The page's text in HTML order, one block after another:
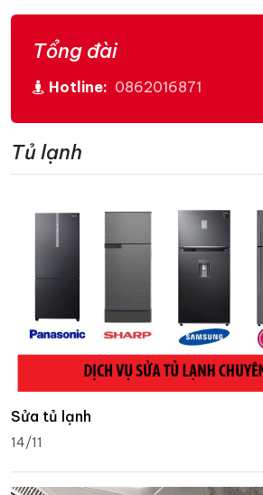
Tổng đài
Hotline: 0862016871
Tủ lạnh
Sửa tủ lạnh
14/11